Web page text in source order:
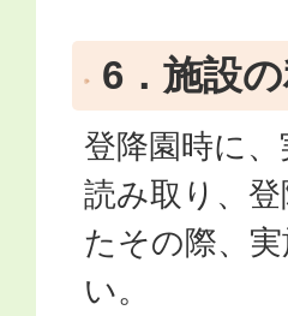
6．施設
登降園時に
読み取り、
たその際、
い。